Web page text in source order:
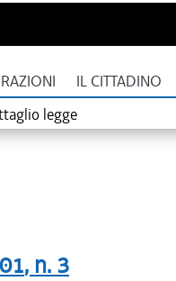
IL CITTADINO
legge
, n. 3